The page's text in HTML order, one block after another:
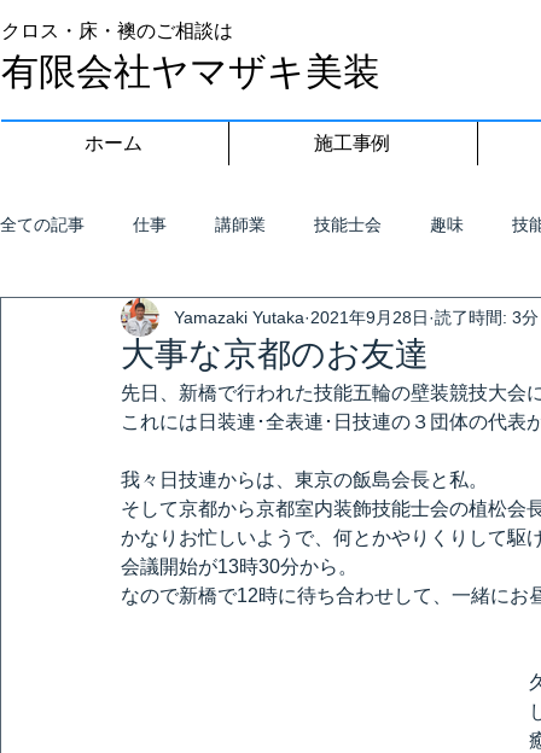
クロス・床・襖のご相談は
有限会社ヤマザキ美装
ホーム 施工事例
全ての記事 仕事 講師業 技能士会 趣味 技
大事な京都のお友達
Yamazaki Yutaka 2021年9月28日 読了時間: 3分
先日、新橋で行われた技能五輪の壁装競技大会
これには日装連･全表連･日技連の３団体の代表
我々日技連からは、東京の飯島会長と私。
そして京都から京都室内装飾技能士会の植松会
かなりお忙しいようで、何とかやりくりして駆
会議開始が13時30分から。
なので新橋で12時に待ち合わせして、一緒にお